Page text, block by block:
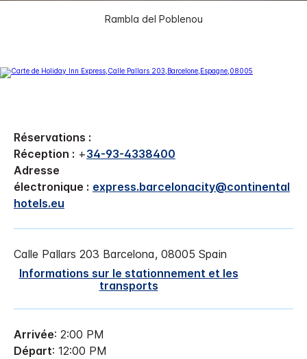
Rambla del Poblenou
Réservations :
Réception : +34-93-4338400
Adresse
électronique : express.barcelonacity@continental
hotels.eu
Calle Pallars 203 Barcelona, 08005 Spain
Informations sur le stationnement et les
transports
Arrivée: 2:00 PM
Départ: 12:00 PM